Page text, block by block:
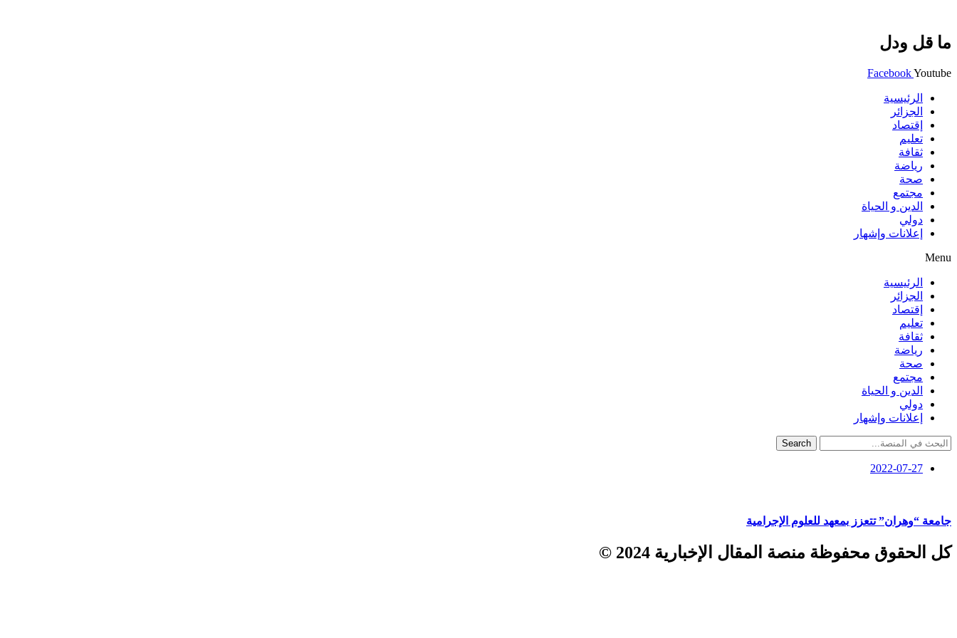
ما قل ودل
FacebookYoutube
الرئيسية
الجزائر
إقتصاد
تعليم
ثقافة
رياضة
صحة
مجتمع
الدين و الحياة
دولي
إعلانات وإشهار
Menu
الرئيسية
الجزائر
إقتصاد
تعليم
ثقافة
رياضة
صحة
مجتمع
الدين و الحياة
دولي
إعلانات وإشهار
Search
2022-07-27
جامعة “وهران” تتعزز بمعهد للعلوم الإجرامية
كل الحقوق محفوظة منصة المقال الإخبارية 2024 ©